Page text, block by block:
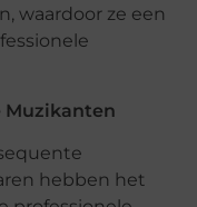
waardoor ze een
Muzikanten
hebben het